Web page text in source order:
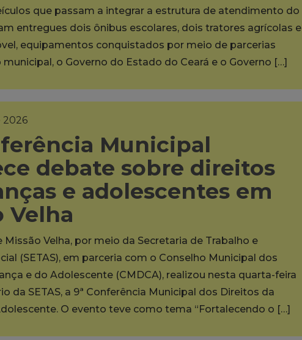
que passam a integrar a estrutura de atendimento do
entregues dois ônibus escolares, dois tratores agrícolas e
equipamentos conquistados por meio de parcerias
o Governo do Estado do Ceará e o Governo […]
2026
Municipal
debate sobre direitos
e adolescentes em
Velha
Missão Velha, por meio da Secretaria de Trabalho e
(SETAS), em parceria com o Conselho Municipal dos
e do Adolescente (CMDCA), realizou nesta quarta-feira
da SETAS, a 9ª Conferência Municipal dos Direitos da
O evento teve como tema “Fortalecendo o […]